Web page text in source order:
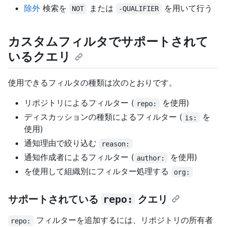
除外 検索を NOT または -QUALIFIER を用いて行う
カスタムフィルタでサポートされて
いるクエリ
使用できるフィルタの種類は次のとおりです。
リポジトリによるフィルター ( repo:
を使用)
ディスカッションの種類によるフィルター ( is:
を
使用)
通知理由で絞り込む
reason:
通知作成者によるフィルター ( author:
を使用)
を使用して組織別にフィルター処理する
org:
サポートされている repo: クエリ
repo:
フィルターを追加するには、リポジトリの所有者